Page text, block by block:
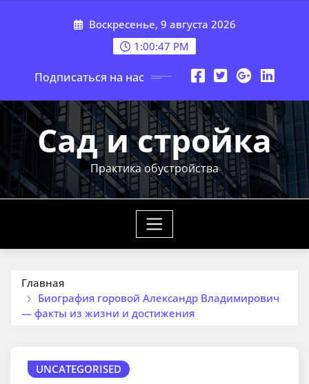
Воскресенье, 9 августа 2026
1:00:48 PM
Подписаться на нас
Сад и стройка
Практика обустройства
Главная
Биография горовой Александр Владимирович
— факты из жизни и достижения
UNCATEGORISED